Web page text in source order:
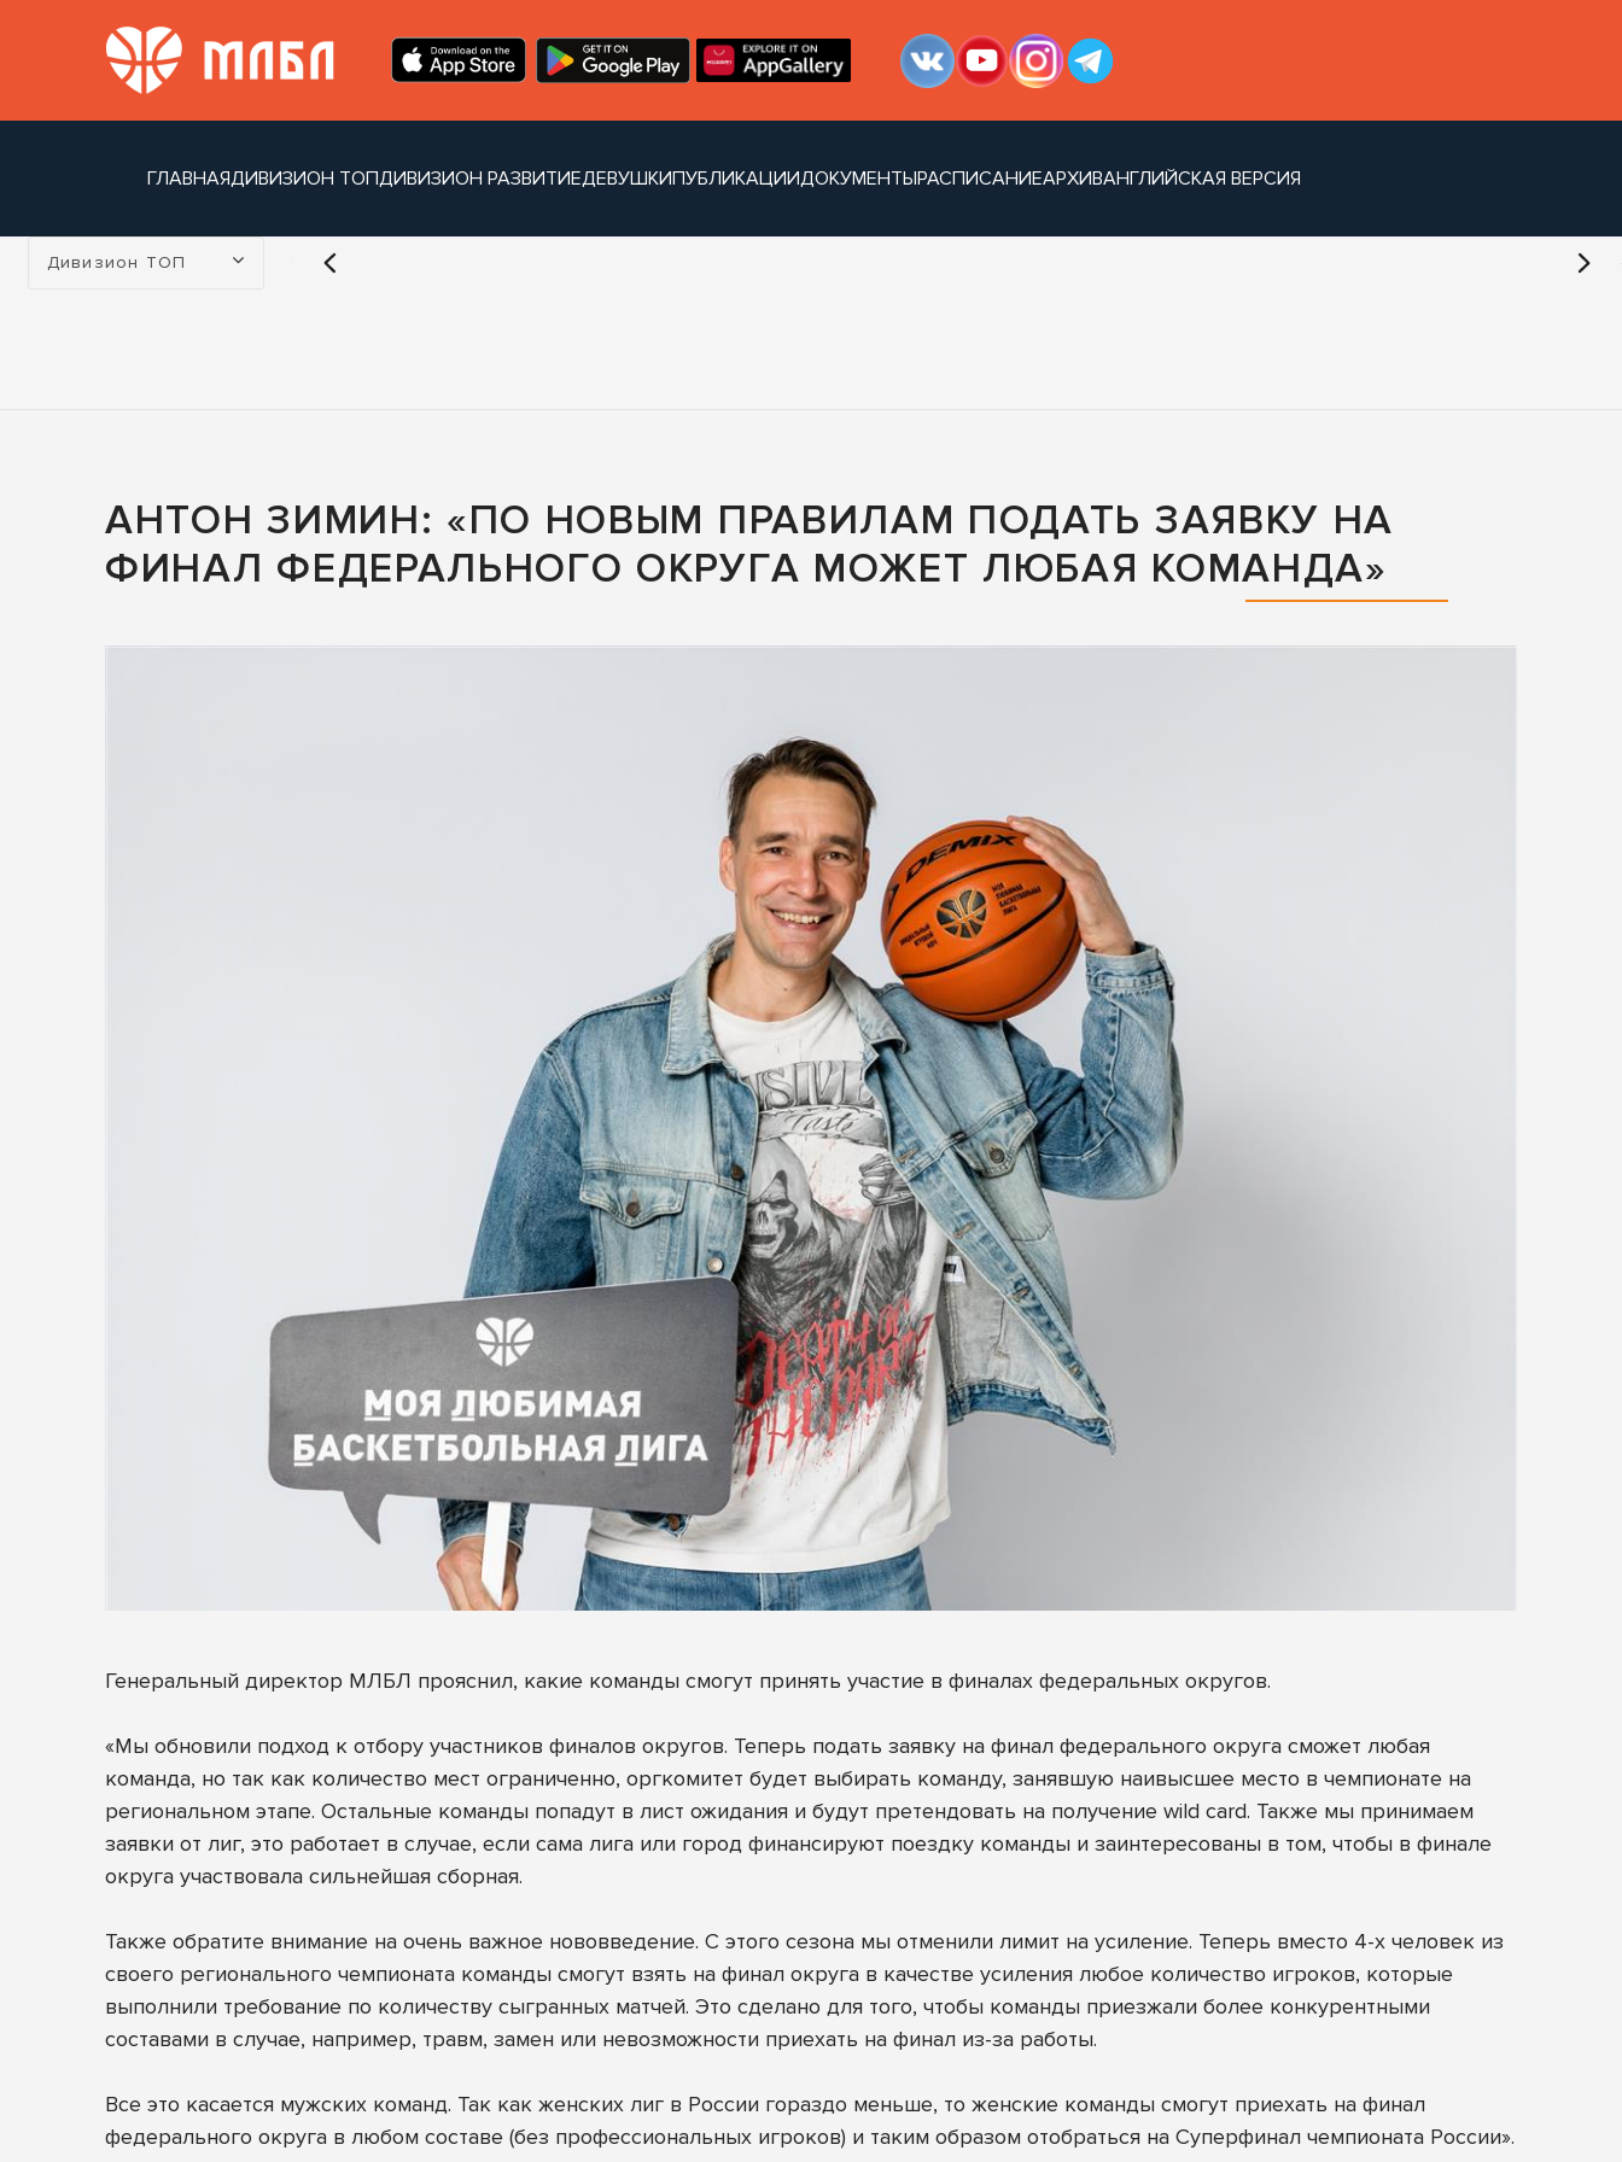
ГЛАВНАЯДИВИЗИОН ТОПДИВИЗИОН РАЗВИТИЕДЕВУШКИПУБЛИКАЦИИДОКУМЕНТЫРАСПИСАНИЕАРХИВАНГЛИЙСКАЯ ВЕРСИЯ
Турнир:
Дивизион ТОП
АНТОН ЗИМИН: «ПО НОВЫМ ПРАВИЛАМ ПОДАТЬ ЗАЯВКУ НА
ФИНАЛ ФЕДЕРАЛЬНОГО ОКРУГА МОЖЕТ ЛЮБАЯ КОМАНДА»
Генеральный директор МЛБЛ прояснил, какие команды смогут принять участие в финалах федеральных округов.
«Мы обновили подход к отбору участников финалов округов. Теперь подать заявку на финал федерального округа сможет любая
команда, но так как количество мест ограниченно, оргкомитет будет выбирать команду, занявшую наивысшее место в чемпионате на
региональном этапе. Остальные команды попадут в лист ожидания и будут претендовать на получение wild card. Также мы принимаем
заявки от лиг, это работает в случае, если сама лига или город финансируют поездку команды и заинтересованы в том, чтобы в финале
округа участвовала сильнейшая сборная.
Также обратите внимание на очень важное нововведение. С этого сезона мы отменили лимит на усиление. Теперь вместо 4-х человек из
своего регионального чемпионата команды смогут взять на финал округа в качестве усиления любое количество игроков, которые
выполнили требование по количеству сыгранных матчей. Это сделано для того, чтобы команды приезжали более конкурентными
составами в случае, например, травм, замен или невозможности приехать на финал из-за работы.
Все это касается мужских команд. Так как женских лиг в России гораздо меньше, то женские команды смогут приехать на финал
федерального округа в любом составе (без профессиональных игроков) и таким образом отобраться на Суперфинал чемпионата России».